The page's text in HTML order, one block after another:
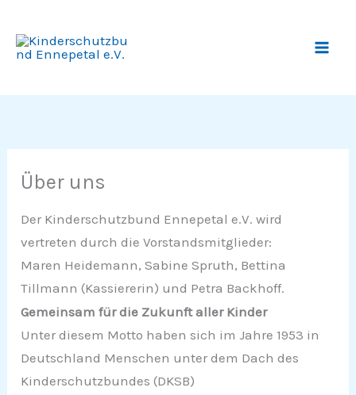
Inhalt
springen
Über uns
Der Kinderschutzbund Ennepetal e.V. wird
vertreten durch die Vorstandsmitglieder:
Maren Heidemann, Sabine Spruth, Bettina
Tillmann (Kassiererin) und Petra Backhoff.
Gemeinsam für die Zukunft aller Kinder
Unter diesem Motto haben sich im Jahre 1953 in
Deutschland Menschen unter dem Dach des
Kinderschutzbundes (DKSB)